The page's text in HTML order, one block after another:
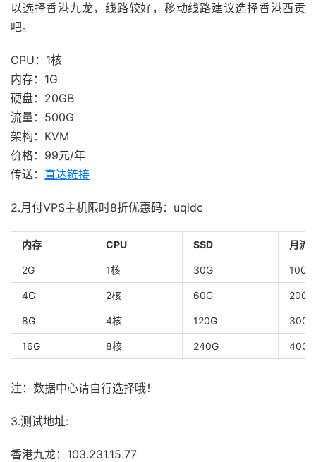
以选择香港九龙，线路较好，移动线路建议选择香港西贡
吧。
CPU：1核
内存：1G
硬盘：20GB
流量：500G
架构：KVM
价格：99元/年
传送： 直达链接
2.月付VPS主机限时8折优惠码：uqidc
内存 CPU SSD 月流
2G 1核 30G
4G 2核 60G
8G 4核 120G
16G 8核 240G
注：数据中心请自行选择哦！
3.测试地址:
香港九龙：103.231.15.77